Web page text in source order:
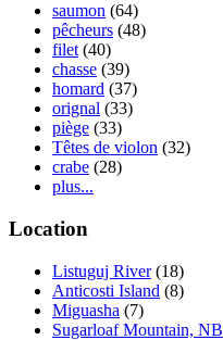
saumon (64)
pêcheurs (48)
filet(40)
chasse (39)
homard (37)
orignal (33)
piège (33)
Têtes de violon (32)
crabe (28)
plus...
Location
Listuguj River(18)
Anticosti Island (8)
Miguasha (7)
Sugarloaf Mountain, NB